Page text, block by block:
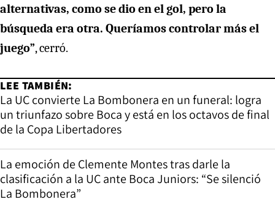
alternativas, como se dio en el gol, pero la
búsqueda era otra. Queríamos controlar más el
juego”, cerró.
LEE TAMBIÉN:
La UC convierte La Bombonera en un funeral: logra
un triunfazo sobre Boca y está en los octavos de final
de la Copa Libertadores
La emoción de Clemente Montes tras darle la
clasificación a la UC ante Boca Juniors: “Se silenció
La Bombonera”